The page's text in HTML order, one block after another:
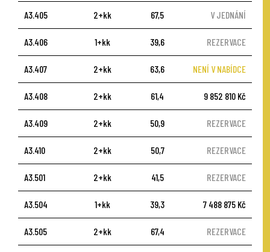
A3.405 2+kk 67,5 V JEDNÁNÍ
A3.406 1+kk 39,6 REZERVACE
A3.407 2+kk 63,6 NENÍ V NABÍDCE
A3.408 2+kk 61,4 9 852 810 Kč
A3.409 2+kk 50,9 REZERVACE
A3.410 2+kk 50,7 REZERVACE
A3.501 2+kk 41,5 REZERVACE
A3.504 1+kk 39,3 7 488 875 Kč
A3.505 2+kk 67,4 REZERVACE